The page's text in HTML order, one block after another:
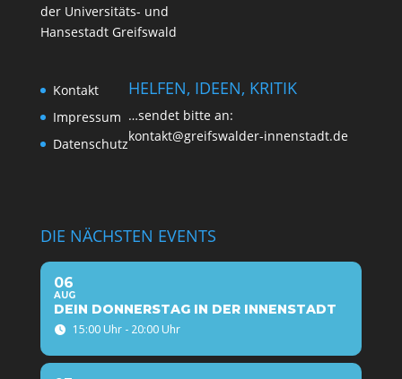
der Uni­ver­si­täts- und
Han­se­stadt Greifswald
Kon­takt
Impres­sum
Daten­schutz
HELFEN, IDEEN, KRITIK
…sen­det bit­te an:
kontakt@greifswalder-innenstadt.de
DIE NÄCHSTEN EVENTS
06
AUG
DEIN DONNERSTAG IN DER INNENSTADT
15:00 Uhr - 20:00 Uhr